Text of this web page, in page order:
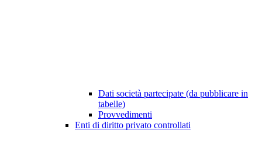
Dati società partecipate (da pubblicare in
tabelle)
Provvedimenti
Enti di diritto privato controllati